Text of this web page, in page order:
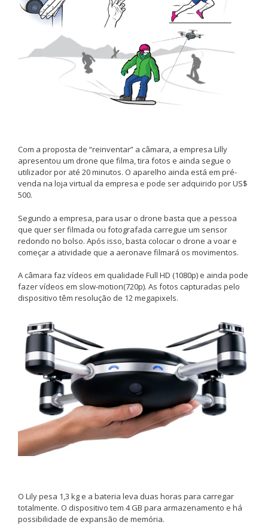
Com a proposta de “reinventar” a câmara, a empresa Lilly
apresentou um drone que filma, tira fotos e ainda segue o
utilizador por até 20 minutos. O aparelho ainda está em pré-
venda na loja virtual da empresa e pode ser adquirido por US$
500.
Segundo a empresa, para usar o drone basta que a pessoa
que quer ser filmada ou fotografada carregue um sensor
redondo no bolso. Após isso, basta colocar o drone a voar e
começar a atividade que a aeronave filmará os movimentos.
A câmara faz vídeos em qualidade Full HD (1080p) e ainda pode
fazer vídeos em slow-motion(720p). As fotos capturadas pelo
dispositivo têm resolução de 12 megapixels.
O Lily pesa 1,3 kg e a bateria leva duas horas para carregar
totalmente. O dispositivo tem 4 GB para armazenamento e há
possibilidade de expansão de memória.